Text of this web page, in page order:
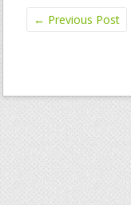
← Previous Post